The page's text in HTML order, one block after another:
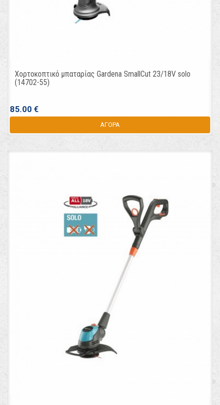
Χορτοκοπτικό μπαταρίας Gardena SmallCut 23/18V solo
(14702-55)
85.00 €
ΑΓΟΡΑ